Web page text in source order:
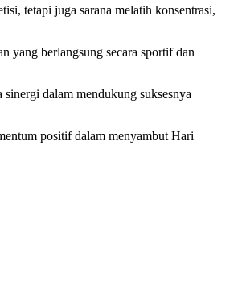
tetapi juga sarana melatih konsentrasi,
yang berlangsung secara sportif dan
dalam mendukung suksesnya
positif dalam menyambut Hari